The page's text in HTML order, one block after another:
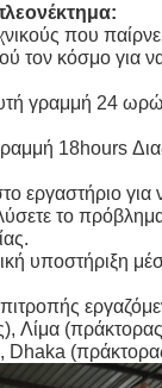
που
τον κόσμο για
γραμμή 24
18hours
εργαστήριο
το
υποστήριξη
Λίμα
Dhaka